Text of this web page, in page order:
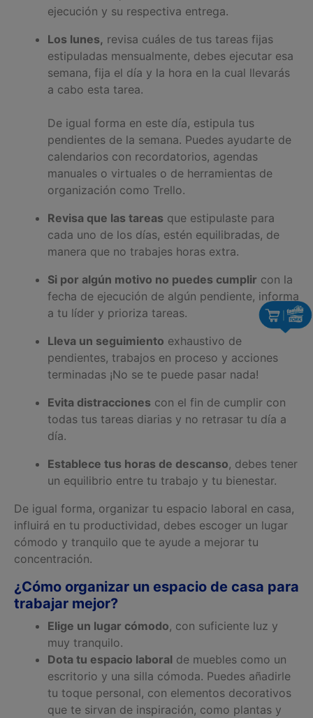
ejecución y su respectiva entrega.
Los lunes, revisa cuáles de tus tareas fijas
estipuladas mensualmente, debes ejecutar esa
semana, fija el día y la hora en la cual llevarás
a cabo esta tarea.
De igual forma en este día, estipula tus
pendientes de la semana. Puedes ayudarte de
calendarios con recordatorios, agendas
manuales o virtuales o de herramientas de
organización como Trello.
Revisa que las tareas que estipulaste para
cada uno de los días, estén equilibradas, de
manera que no trabajes horas extra.
Si por algún motivo no puedes cumplir con la
fecha de ejecución de algún pendiente, informa
a tu líder y prioriza tareas.
Lleva un seguimiento exhaustivo de
pendientes, trabajos en proceso y acciones
terminadas ¡No se te puede pasar nada!
Evita distracciones con el fin de cumplir con
todas tus tareas diarias y no retrasar tu día a
día.
Establece tus horas de descanso, debes tener
un equilibrio entre tu trabajo y tu bienestar.
De igual forma, organizar tu espacio laboral en casa,
influirá en tu productividad, debes escoger un lugar
cómodo y tranquilo que te ayude a mejorar tu
concentración.
¿Cómo organizar un espacio de casa para
trabajar mejor?
Elige un lugar cómodo, con suficiente luz y
muy tranquilo.
Dota tu espacio laboral de muebles como un
escritorio y una silla cómoda. Puedes añadirle
tu toque personal, con elementos decorativos
que te sirvan de inspiración, como plantas y